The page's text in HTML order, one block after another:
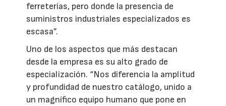
ferreterías, pero donde la presencia de
suministros industriales especializados es
escasa”.
Uno de los aspectos que más destacan
desde la empresa es su alto grado de
especialización. “Nos diferencia la amplitud
y profundidad de nuestro catálogo, unido a
un magnífico equipo humano que pone en